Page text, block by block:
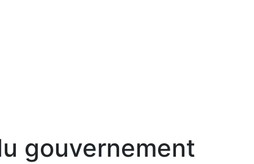
gouvernement